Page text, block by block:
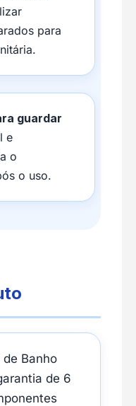
para
guardar
e
o
o uso.
Banho
de 6